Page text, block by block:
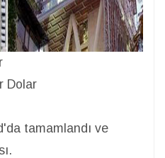
Dolar
tamamlandı ve